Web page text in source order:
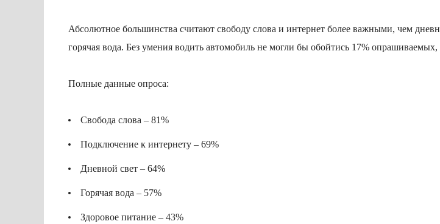
Абсолютное большинства считают свободу слова и интернет более важными, чем
горячая вода. Без умения водить автомобиль не могли бы обойтись 17% опрашиваемых,
Полные данные опроса:
Свобода слова – 81%
Подключение к интернету – 69%
Дневной свет – 64%
Горячая вода – 57%
Здоровое питание – 43%